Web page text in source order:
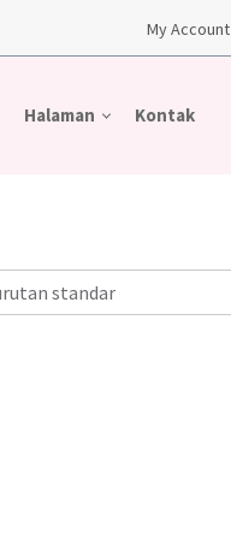
My Account
Halaman Kontak